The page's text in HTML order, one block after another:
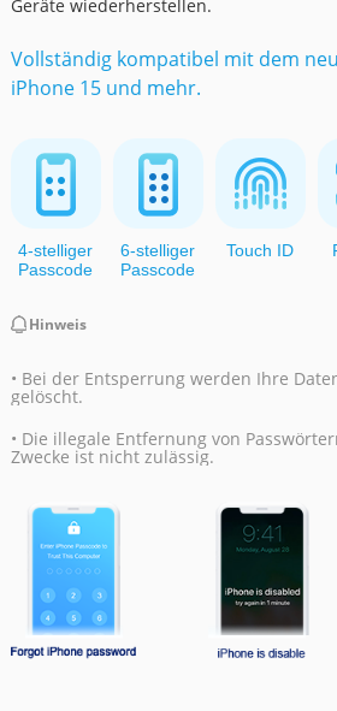
Geräte wiederherstellen.
Vollständig kompatibel mit dem
iPhone 15 und mehr.
4-stelliger
Passcode
6-stelliger
Passcode
Touch ID
Hinweis
• Bei der Entsperrung werden Ihre
gelöscht.
• Die illegale Entfernung von
Zwecke ist nicht zulässig.